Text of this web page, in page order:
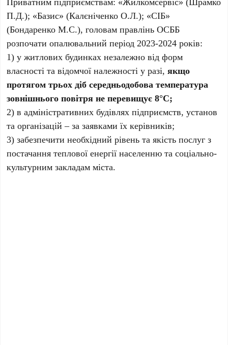
П.Д.); «Базис» (Калєніченко О.Л.); «СІБ»
(Бондаренко М.С.), головам правлінь ОСББ
розпочати опалювальний період 2023-2024 років:
1) у житлових будинках незалежно від форм
власності та відомчої належності у разі,якщо
протягом трьох діб середньодобова температура
зовнішнього повітря не перевищує 8°С;
2) в адміністративних будівлях підприємств, установ
та організацій – за заявками їх керівників;
3) забезпечити необхідний рівень та якість послуг з
постачання теплової енергії населенню та соціально-
культурним закладам міста.